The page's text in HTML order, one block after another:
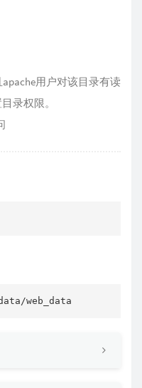
用户对该目录有读
录权限。
web_data